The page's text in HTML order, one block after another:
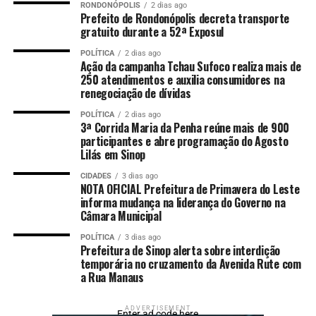
RONDONÓPOLIS 2 dias ago
Prefeito de Rondonópolis decreta transporte
gratuito durante a 52ª Exposul
POLÍTICA 2 dias ago
Ação da campanha Tchau Sufoco realiza mais de
250 atendimentos e auxilia consumidores na
renegociação de dívidas
POLÍTICA 2 dias ago
3ª Corrida Maria da Penha reúne mais de 900
participantes e abre programação do Agosto
Lilás em Sinop
CIDADES 3 dias ago
NOTA OFICIAL Prefeitura de Primavera do Leste
informa mudança na liderança do Governo na
Câmara Municipal
POLÍTICA 3 dias ago
Prefeitura de Sinop alerta sobre interdição
temporária no cruzamento da Avenida Rute com
a Rua Manaus
ADVERTISEMENT